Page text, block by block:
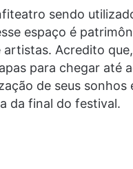
sendo
espaço é
Acredito
para chegar até
de seus sonhos
da final do festival.